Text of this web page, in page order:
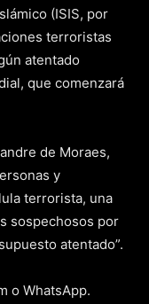
(ISIS, por
terroristas
atentado
que comenzará
de Moraes,
y
terrorista, una
sospechosos por
atentado”.
o WhatsApp.